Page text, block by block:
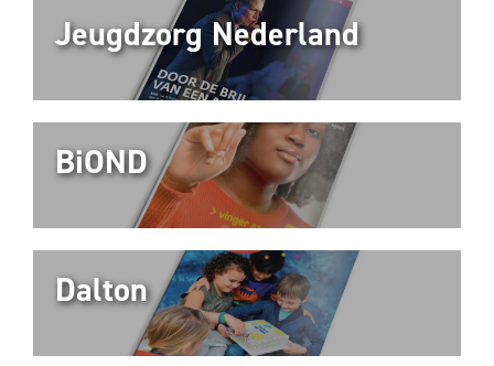
Jeugdzorg Nederland
BiOND
Dalton